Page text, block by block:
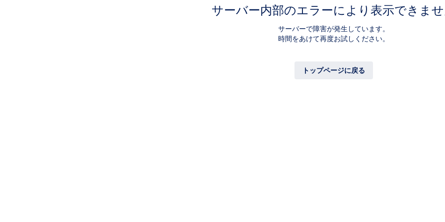
サーバー内部のエラーにより表示できま
サーバーで障害が発生しています。
時間をあけて再度お試しください。
トップページに戻る